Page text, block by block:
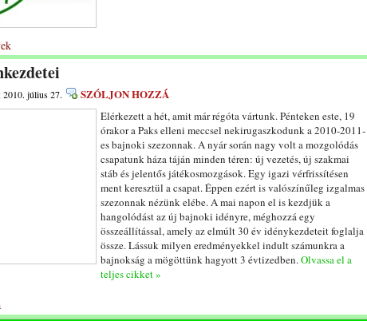
2010. július 27. SZÓLJON HOZZÁ
Elérkezett a hét, amit már régóta vártunk. Pénteken este, 19
órakor a Paks elleni meccsel nekirugaszkodunk a 2010-2011-
es bajnoki szezonnak. A nyár során nagy volt a mozgolódás
csapatunk háza táján minden téren: új vezetés, új szakmai
stáb és jelentős játékosmozgások. Egy igazi vérfrissítésen
ment keresztül a csapat. Éppen ezért is valószínűleg izgalmas
szezonnak nézünk elébe. A mai napon el is kezdjük a
hangolódást az új bajnoki idényre, méghozzá egy
összeállítással, amely az elmúlt 30 év idénykezdeteit foglalja
össze. Lássuk milyen eredményekkel indult számunkra a
bajnokság a mögöttünk hagyott 3 évtizedben.Olvassa el a
teljes cikket »